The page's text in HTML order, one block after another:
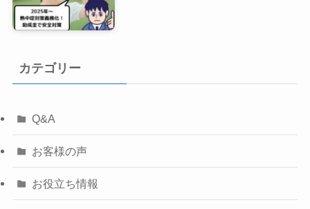
カテゴリー
Q&A
お客様の声
お役立ち情報